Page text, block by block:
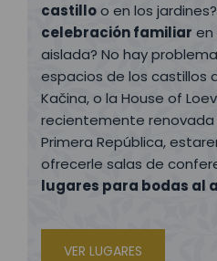
castilloo en los
celebración familiar en
aislada? No hay
espacios de los castillos
Kačina, o la House of
recientemente
Primera República,
ofrecerle salas de
lugares para bodas al
VER LUGARES